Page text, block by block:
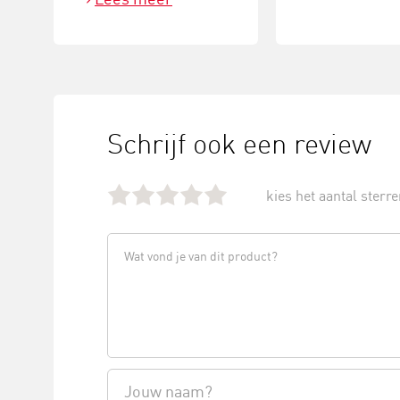
Schrijf ook een review
kies het aantal